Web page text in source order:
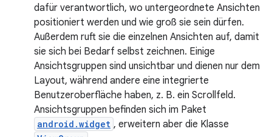
dafür verantwortlich, wo untergeordnete Ansichten
positioniert werden und wie groß sie sein dürfen.
Außerdem ruft sie die einzelnen Ansichten auf, damit
sie sich bei Bedarf selbst zeichnen. Einige
Ansichtsgruppen sind unsichtbar und dienen nur dem
Layout, während andere eine integrierte
Benutzeroberfläche haben, z. B. ein Scrollfeld.
Ansichtsgruppen befinden sich im Paket
android.widget , erweitern aber die Klasse